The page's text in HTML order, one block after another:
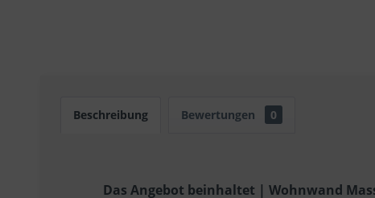
Beschreibung Bewertungen 0
Das Angebot beinhaltet | Wohnwand